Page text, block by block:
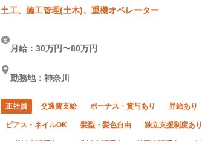
土工、施工管理(土木)、重機オペレーター
月給：30万円〜80万円
勤務地：神奈川
正社員 交通費支給 ボーナス・賞与あり 昇給あり
ピアス・ネイルOK 髪型・髪色自由 独立支援制度あり